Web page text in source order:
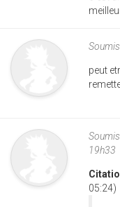
peut
19h33
05:24)